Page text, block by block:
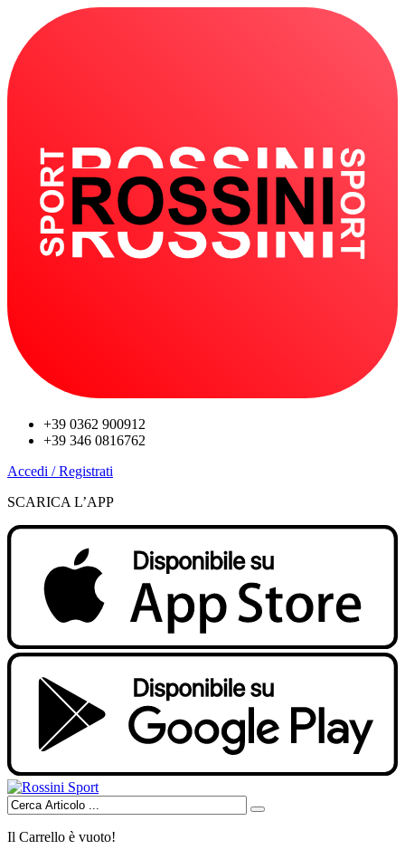
+39 0362 900912
+39 346 0816762
Accedi / Registrati
SCARICA L’APP
Il Carrello è vuoto!